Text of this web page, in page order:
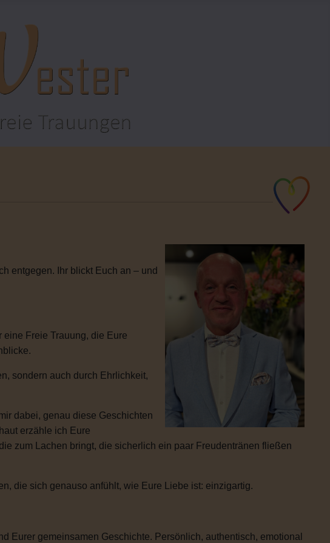
entgegen. Ihr blickt Euch an – und
Freie Trauung, die Eure
sondern auch durch Ehrlichkeit,
dabei, genau diese Geschichten
erzähle ich Eure
zum Lachen bringt, die sicherlich ein paar Freudentränen fließen
die sich genauso anfühlt, wie Eure Liebe ist: einzigartig.
Eurer gemeinsamen Geschichte. Persönlich, authentisch, emotional